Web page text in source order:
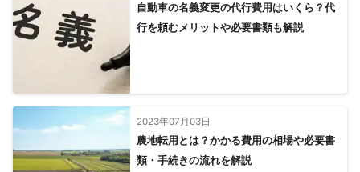
自動車の名義変更の代行費用はいくら？代
行を頼むメリットや必要書類も解説
2023年07月03日
農地転用とは？かかる費用の相場や必要書
類・手続きの流れを解説